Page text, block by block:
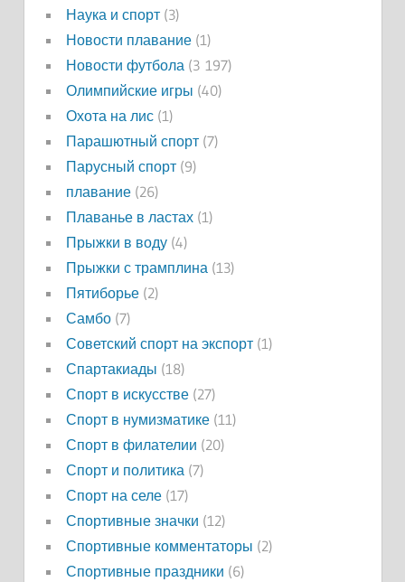
Наука и спорт(3)
Новости плавание(1)
Новости футбола(3 197)
Олимпийские игры (40)
Охота на лис(1)
Парашютный спорт(7)
Парусный спорт(9)
плавание(26)
Плаванье в ластах(1)
Прыжки в воду(4)
Прыжки с трамплина(13)
Пятиборье(2)
Самбо(7)
Советский спорт на экспорт(1)
Спартакиады (18)
Спорт в искусстве(27)
Спорт в нумизматике(11)
Спорт в филателии (20)
Спорт и политика(7)
Спорт на селе(17)
Спортивные значки (12)
Спортивные комментаторы (2)
Спортивные праздники (6)